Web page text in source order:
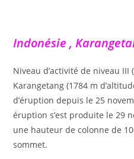
Indonésie ,
Niveau d’activité de niveau III
Karangetang (1784 m
d’éruption depuis le 25
éruption s’est produite le 29
une hauteur de colonne de
sommet.